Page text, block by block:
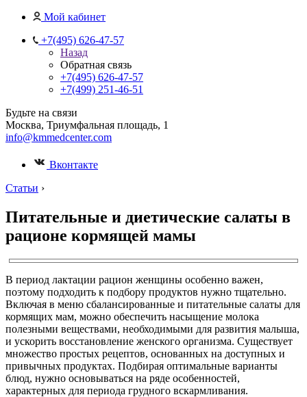
Мой кабинет
+7(495) 626-47-57
Назад
Обратная связь
+7(495) 626-47-57
+7(499) 251-46-51
Будьте на связи
Москва, Триумфальная площадь, 1
info@kmmedcenter.com
Вконтакте
Статьи ›
Питательные и диетические салаты в
рационе кормящей мамы
В период лактации рацион женщины особенно важен,
поэтому подходить к подбору продуктов нужно тщательно.
Включая в меню сбалансированные и питательные салаты для
кормящих мам, можно обеспечить насыщение молока
полезными веществами, необходимыми для развития малыша,
и ускорить восстановление женского организма. Существует
множество простых рецептов, основанных на доступных и
привычных продуктах. Подбирая оптимальные варианты
блюд, нужно основываться на ряде особенностей,
характерных для периода грудного вскармливания.